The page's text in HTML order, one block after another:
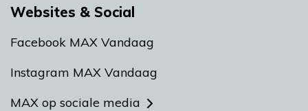
Websites & Social
Facebook MAX Vandaag
Instagram MAX Vandaag
MAX op sociale media